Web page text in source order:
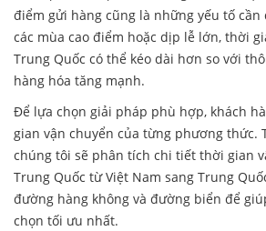
điểm gửi hàng cũng là những yếu tố cần
các mùa cao điểm hoặc dịp lễ lớn, thời
Trung Quốc có thể kéo dài hơn so với
hàng hóa tăng mạnh.
Để lựa chọn giải pháp phù hợp, khách
gian vận chuyển của từng phương thức.
chúng tôi sẽ phân tích chi tiết thời gian
Trung Quốc từ Việt Nam sang Trung
đường hàng không và đường biển để
chọn tối ưu nhất.